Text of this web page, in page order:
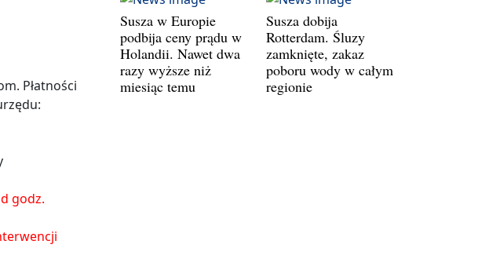
Płatności
godz.
Susza w Europie
podbija ceny prądu w
Holandii. Nawet dwa
razy wyższe niż
miesiąc temu
Susza dobija
Rotterdam. Śluzy
zamknięte, zakaz
poboru wody w całym
regionie